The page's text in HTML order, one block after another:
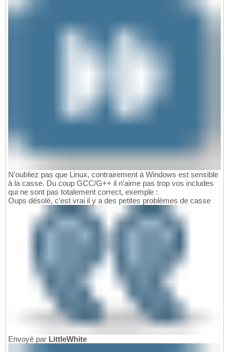
N'oubliez pas que Linux, contrairement à Windows est sensible
à la casse. Du coup GCC/G++ il n'aime pas trop vos includes
qui ne sont pas totalement correct, exemple :
Oups désolé, c'est vrai il y a des petites problèmes de casse
Envoyé par LittleWhite